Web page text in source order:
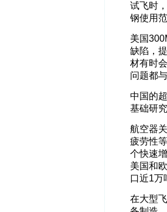
试飞时
钢使用
美国
缺陷，
材有时
问题都
中国的
基础研
航空器
疲劳性
个快速
美国和
口近1万
在大型